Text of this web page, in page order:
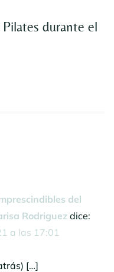
durante el
del
Rodriguez dice:
a las 17:01
[…]